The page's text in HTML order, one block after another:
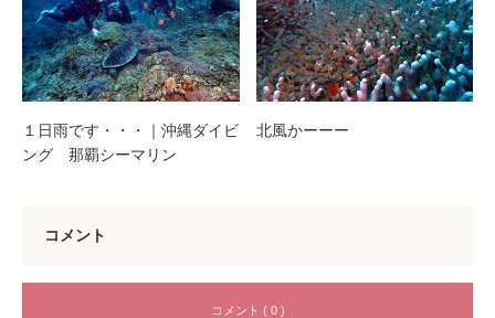
１日雨です・・・｜沖縄ダイビ
ング 那覇シーマリン
北風かーーー
コメント
コメント ( 0 )